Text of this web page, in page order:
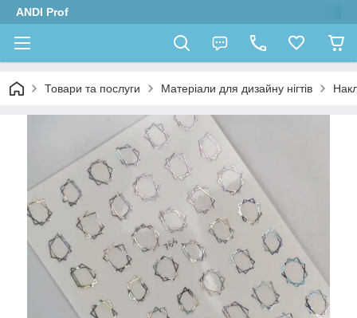
ANDI Prof
Товари та послуги Матеріали для дизайну нігтів